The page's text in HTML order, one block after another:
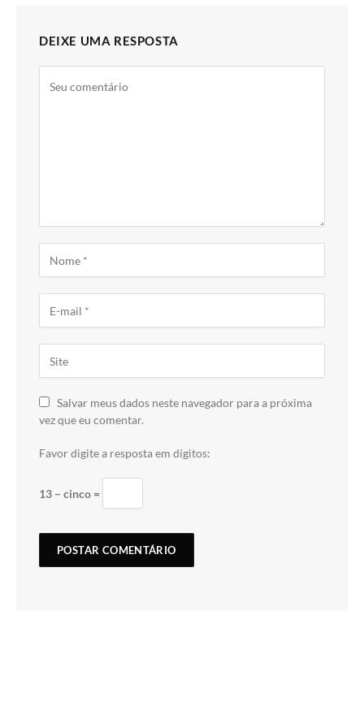
DEIXE UMA RESPOSTA
Salvar meus dados neste navegador para a próxima
vez que eu comentar.
Favor digite a resposta em dígitos:
13 − cinco =